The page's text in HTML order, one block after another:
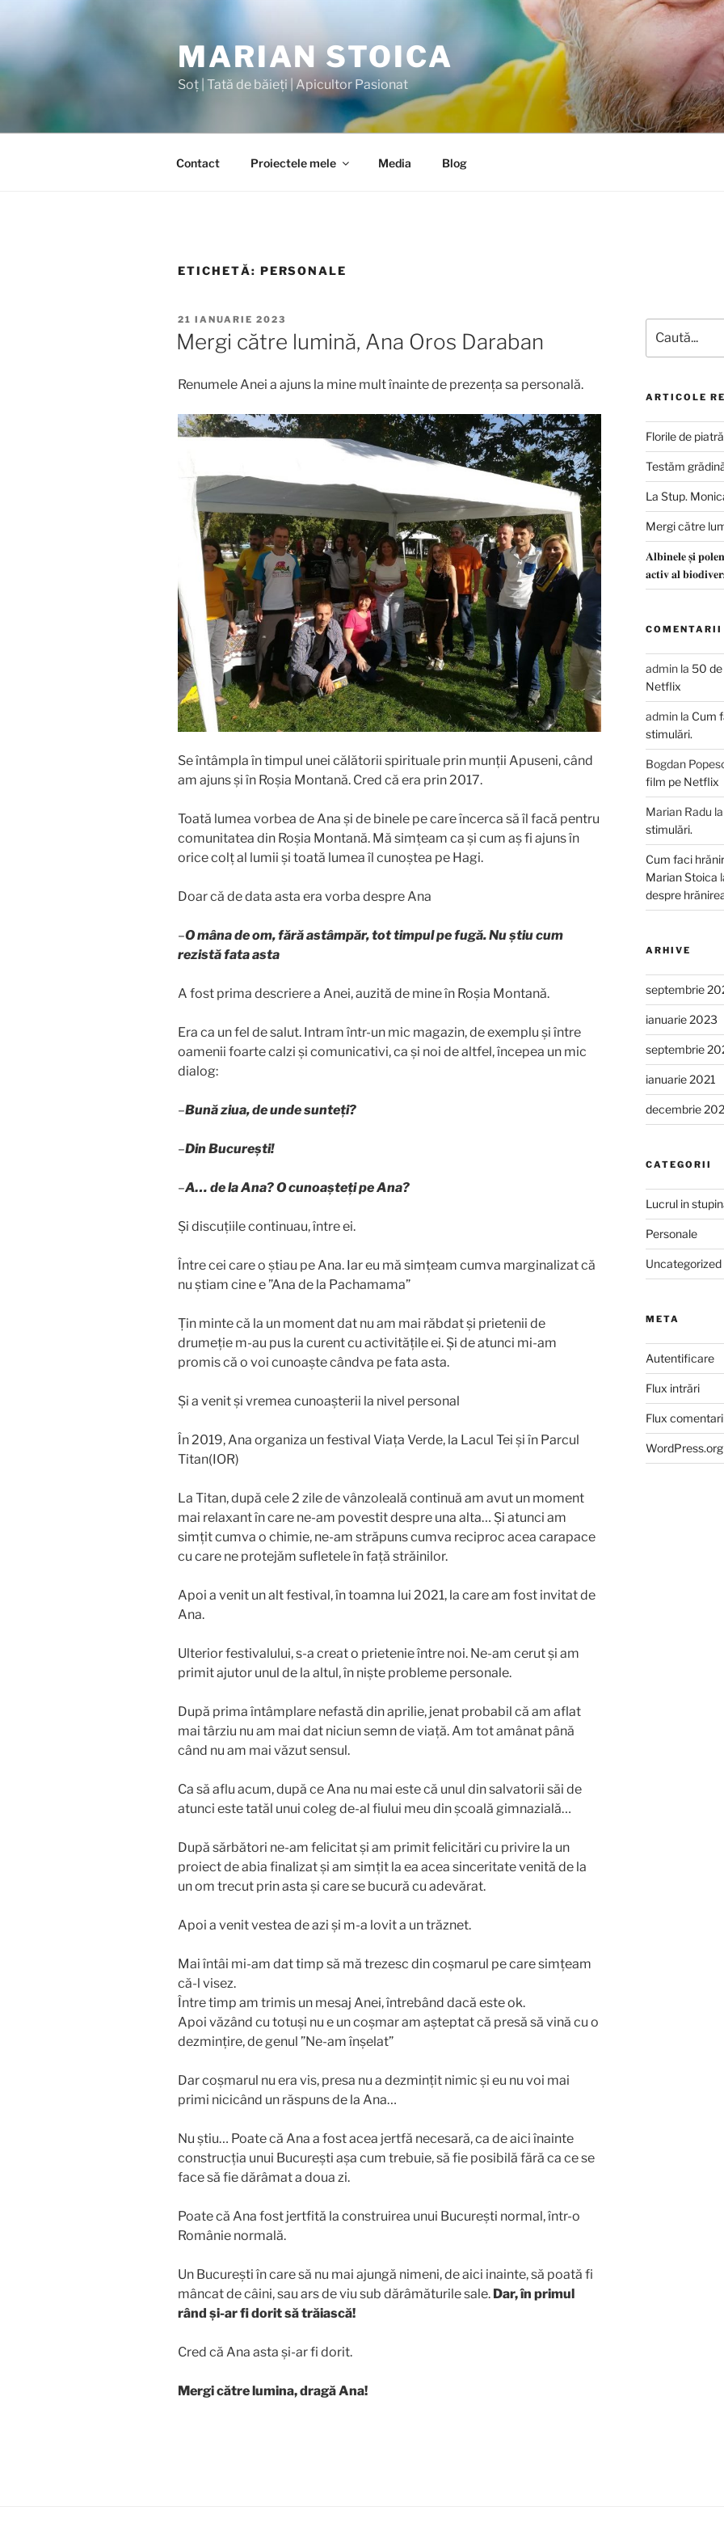
MARIAN STOICA
Soț | Tată de băieți | Apicultor Pasionat
Contact Proiectele mele Media Blog
ETICHETĂ: PERSONALE
21 IANUARIE 2023
Mergi către lumină, Ana Oros Daraban
Renumele Anei a ajuns la mine mult înainte de prezența sa personală.
Se întâmpla în timpul unei călătorii spirituale prin munții Apuseni, când
am ajuns și în Roșia Montană. Cred că era prin 2017.
Toată lumea vorbea de Ana și de binele pe care încerca să îl facă pentru
comunitatea din Roșia Montană. Mă simțeam ca și cum aș fi ajuns în
orice colț al lumii și toată lumea îl cunoștea pe Hagi.
Doar că de data asta era vorba despre Ana
–O mâna de om, fără astâmpăr, tot timpul pe fugă. Nu știu cum
rezistă fata asta
A fost prima descriere a Anei, auzită de mine în Roșia Montană.
Era ca un fel de salut. Intram într-un mic magazin, de exemplu și între
oamenii foarte calzi și comunicativi, ca și noi de altfel, începea un mic
dialog:
–Bună ziua, de unde sunteți?
–Din București!
–A… de la Ana? O cunoașteți pe Ana?
Și discuțiile continuau, între ei.
Între cei care o știau pe Ana. Iar eu mă simțeam cumva marginalizat că
nu știam cine e ”Ana de la Pachamama”
Țin minte că la un moment dat nu am mai răbdat și prietenii de
drumeție m-au pus la curent cu activitățile ei. Și de atunci mi-am
promis că o voi cunoaște cândva pe fata asta.
Și a venit și vremea cunoașterii la nivel personal
În 2019, Ana organiza un festival Viața Verde, la Lacul Tei și în Parcul
Titan(IOR)
La Titan, după cele 2 zile de vânzoleală continuă am avut un moment
mai relaxant în care ne-am povestit despre una alta… Și atunci am
simțit cumva o chimie, ne-am străpuns cumva reciproc acea carapace
cu care ne protejăm sufletele în față străinilor.
Apoi a venit un alt festival, în toamna lui 2021, la care am fost invitat de
Ana.
Ulterior festivalului, s-a creat o prietenie între noi. Ne-am cerut și am
primit ajutor unul de la altul, în niște probleme personale.
După prima întâmplare nefastă din aprilie, jenat probabil că am aflat
mai târziu nu am mai dat niciun semn de viață. Am tot amânat până
când nu am mai văzut sensul.
Ca să aflu acum, după ce Ana nu mai este că unul din salvatorii săi de
atunci este tatăl unui coleg de-al fiului meu din școală gimnazială…
După sărbători ne-am felicitat și am primit felicitări cu privire la un
proiect de abia finalizat și am simțit la ea acea sinceritate venită de la
un om trecut prin asta și care se bucură cu adevărat.
Apoi a venit vestea de azi și m-a lovit a un trăznet.
Mai întâi mi-am dat timp să mă trezesc din coșmarul pe care simțeam
că-l visez.
Între timp am trimis un mesaj Anei, întrebând dacă este ok.
Apoi văzând cu totuși nu e un coșmar am așteptat că presă să vină cu o
dezmințire, de genul ”Ne-am înșelat”
Dar coșmarul nu era vis, presa nu a dezmințit nimic și eu nu voi mai
primi nicicând un răspuns de la Ana…
Nu știu… Poate că Ana a fost acea jertfă necesară, ca de aici înainte
construcția unui București așa cum trebuie, să fie posibilă fără ca ce se
face să fie dărâmat a doua zi.
Poate că Ana fost jertfită la construirea unui București normal, într-o
Românie normală.
Un București în care să nu mai ajungă nimeni, de aici inainte, să poată fi
mâncat de câini, sau ars de viu sub dărâmăturile sale. Dar, în primul
rând și-ar fi dorit să trăiască!
Cred că Ana asta și-ar fi dorit.
Mergi către lumina, dragă Ana!
ARTICOLE
Florile de
Testăm
La Stup.
Mergi către
𝐀𝐥𝐛𝐢𝐧𝐞𝐥𝐞 𝐬̦𝐢
𝐚𝐜𝐭𝐢𝐯 𝐚𝐥
COMENTARII
adminla 50 de
Netflix
adminla Cum
stimulări.
Bogdan
film pe Netflix
Marian Radu la
stimulări.
Cum faci
Marian Stoica
despre
ARHIVE
septembrie
ianuarie 2023
septembrie
ianuarie 2021
decembrie
CATEGORII
Lucrul in
Personale
Uncategorized
META
Autentificare
Flux intrări
Flux
WordPress.org